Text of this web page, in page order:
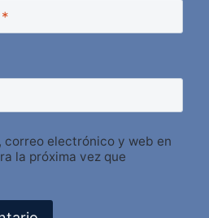
*
correo electrónico y web en
la próxima vez que